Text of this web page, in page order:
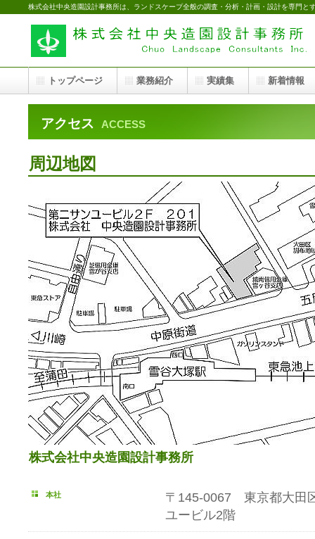
株式会社中央造園設計事務所は、ランドスケープ全般の調査・分析・計画・設計を専門と
アクセス ACCESS
周辺地図
株式会社中央造園設計事務所
本社
〒145-0067 東京都大田
ユービル2階
トップページ 業務紹介 実績集 新着情報